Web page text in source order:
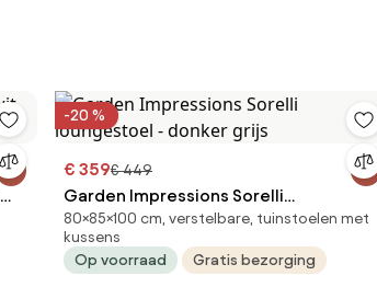
-20 %
€ 359€ 449
Garden Impressions Sorelli
loungestoel - donker grijs
80×85×100 cm, verstelbare, tuinstoelen met
kussens
Op voorraad
Gratis bezorging